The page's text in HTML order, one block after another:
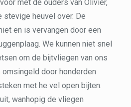
met de ouders van Olivier,
stevige heuvel over. De
en is vervangen door een
We kunnen niet snel
om de bijtvliegen van ons
door honderden
met he vel open bijten.
wanhopig de vliegen